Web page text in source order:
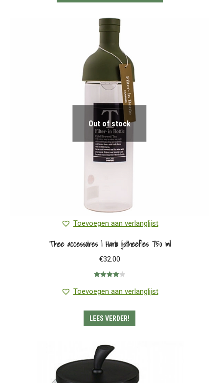
Out of stock
Toevoegen aan verlanglijst
Thee accessoires | Hario ijstheefles 750 ml
€32.00
4.00uit 5
Toevoegen aan verlanglijst
LEES VERDER!